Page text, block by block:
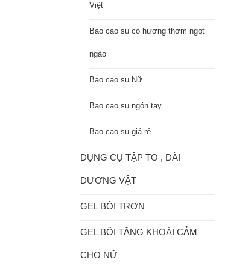
Việt
Bao cao su có hương thơm ngọt
ngào
Bao cao su Nữ
Bao cao su ngón tay
Bao cao su giá rẻ
DỤNG CỤ TẬP TO , DÀI
DƯƠNG VẬT
GEL BÔI TRƠN
GEL BÔI TĂNG KHOÁI CẢM
CHO NỮ